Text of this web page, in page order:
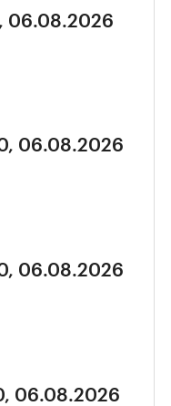
06.08.2026
06.08.2026
06.08.2026
06.08.2026